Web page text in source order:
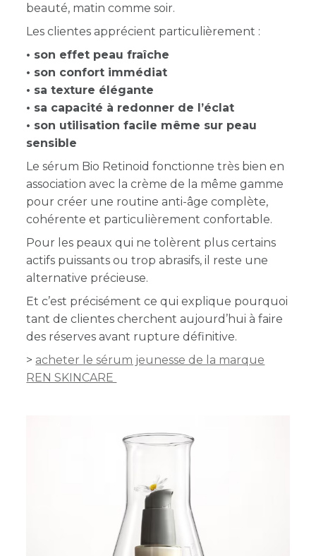
beauté, matin comme soir.
Les clientes apprécient particulièrement :
• son effet peau fraîche
• son confort immédiat
• sa texture élégante
• sa capacité à redonner de l’éclat
• son utilisation facile même sur peau
sensible
Le sérum Bio Retinoid fonctionne très bien en
association avec la crème de la même gamme
pour créer une routine anti-âge complète,
cohérente et particulièrement confortable.
Pour les peaux qui ne tolèrent plus certains
actifs puissants ou trop abrasifs, il reste une
alternative précieuse.
Et c’est précisément ce qui explique pourquoi
tant de clientes cherchent aujourd’hui à faire
des réserves avant rupture définitive.
> acheter le sérum jeunesse de la marque
REN SKINCARE